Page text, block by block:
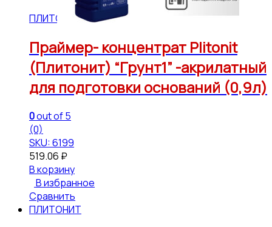
ПЛИТОНИТ
Праймер- концентрат Plitonit
(Плитонит) “Грунт1” -акрилатный
для подготовки оснований (0,9л)
0out of 5
(0)
SKU: 6199
519.06 ₽
В корзину
В избранное
Сравнить
ПЛИТОНИТ